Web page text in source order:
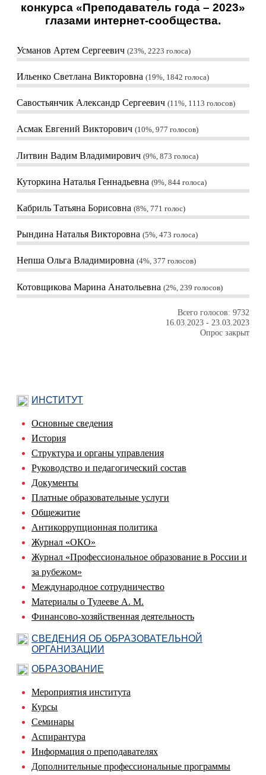
конкурса «Преподаватель года – 2023»
глазами интернет-сообщества.
Усманов Артем Сергеевич 23%, 2223 голоса
Ильенко Светлана Викторовна 19%, 1842 голоса
Савостьянчик Александр Сергеевич 11%, 1113 голосов
Асмак Евгений Викторович 10%, 977 голосов
Литвин Вадим Владимирович 9%, 873 голоса
Куторкина Наталья Геннадьевна 9%, 844 голоса
Кабриль Татьяна Борисовна 8%, 771 голос
Рындина Наталья Викторовна 5%, 473 голоса
Непша Ольга Владимировна 4%, 377 голосов
Котовщикова Марина Анатольевна 2%, 239 голосов
Всего голосов: 9732
16.03.2023 - 23.03.2023
Опрос закрыт
ИНСТИТУТ
Основные сведения
История
Структура и органы управления
Руководство и педагогический состав
Документы
Платные образовательные услуги
Общежитие
Антикоррупционная политика
Журнал «ОКО»
Журнал «Профессиональное образование в России и
за рубежом»
Международное сотрудничество
Материалы о Тулееве А. М.
Финансово-хозяйственная деятельность
СВЕДЕНИЯ ОБ ОБРАЗОВАТЕЛЬНОЙ
ОРГАНИЗАЦИИ
ОБРАЗОВАНИЕ
Мероприятия института
Курсы
Семинары
Аспирантура
Информация о преподавателях
Дополнительные профессиональные программы